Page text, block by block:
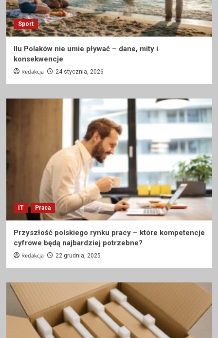
Sport
Ilu Polaków nie umie pływać – dane, mity i
konsekwencje
Redakcja 24 stycznia, 2026
IT Praca
Przyszłość polskiego rynku pracy – które kompetencje
cyfrowe będą najbardziej potrzebne?
Redakcja 22 grudnia, 2025